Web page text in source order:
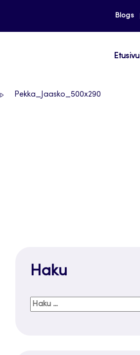
Blogs
Etusivu
Pekka_Jaasko_500x290
Haku
Haku: